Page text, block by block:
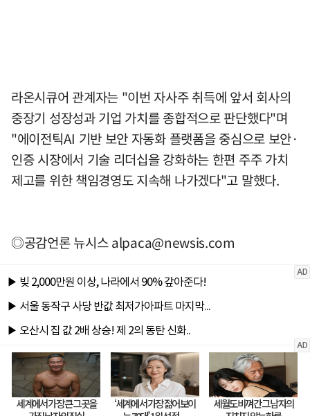
라온시큐어 관계자는 "이번 자사주 취득에 앞서 회사의
중장기 성장성과 기업 가치를 종합적으로 판단했다"며
"에이전틱AI 기반 보안 자동화 플랫폼을 중심으로 보안·
인증 시장에서 기술 리더십을 강화하는 한편 주주 가치
제고를 위한 책임경영도 지속해 나가겠다"고 말했다.
◎공감언론 뉴시스alpaca@newsis.com